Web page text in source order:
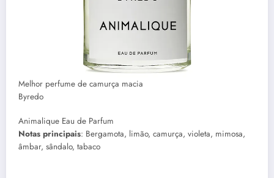
Melhor perfume de camurça macia
Byredo
Animalique Eau de Parfum
Notas principais: Bergamota, limão, camurça, violeta, mimosa,
âmbar, sândalo, tabaco